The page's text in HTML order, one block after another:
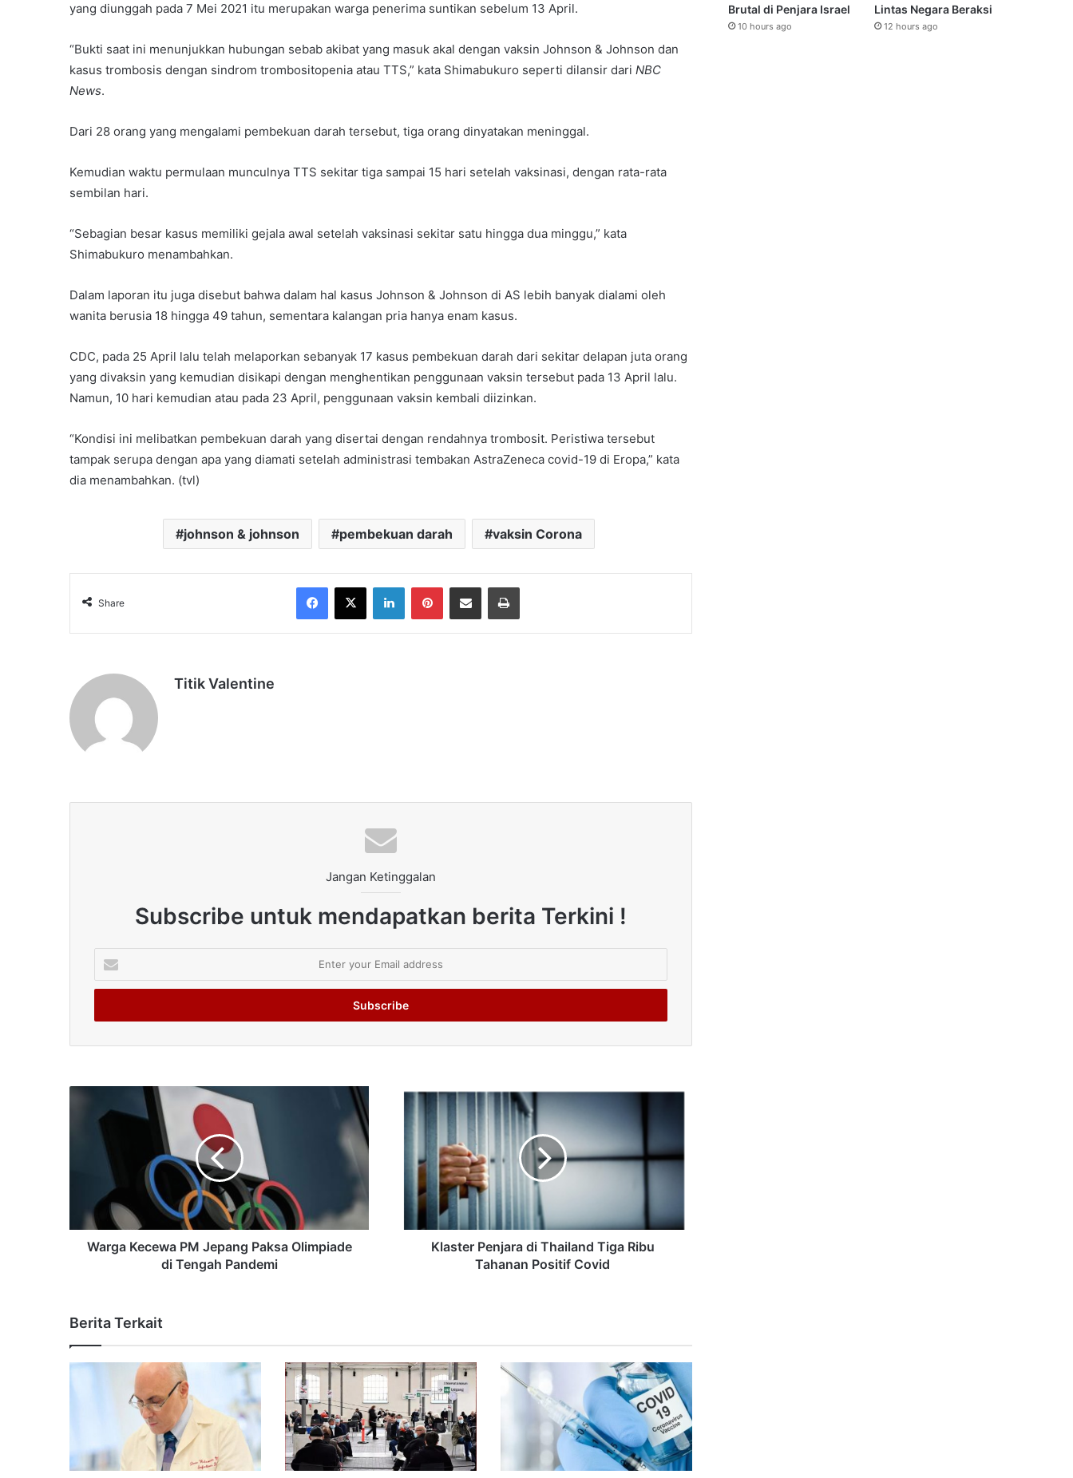
yang diunggah pada 7 Mei 2021 itu merupakan warga penerima suntikan sebelum 13 April.
“Bukti saat ini menunjukkan hubungan sebab akibat yang masuk akal dengan vaksin Johnson & Johnson dan
kasus trombosis dengan sindrom trombositopenia atau TTS,” kata Shimabukuro seperti dilansir dari NBC
News.
Dari 28 orang yang mengalami pembekuan darah tersebut, tiga orang dinyatakan meninggal.
Kemudian waktu permulaan munculnya TTS sekitar tiga sampai 15 hari setelah vaksinasi, dengan rata-rata
sembilan hari.
“Sebagian besar kasus memiliki gejala awal setelah vaksinasi sekitar satu hingga dua minggu,” kata
Shimabukuro menambahkan.
Dalam laporan itu juga disebut bahwa dalam hal kasus Johnson & Johnson di AS lebih banyak dialami oleh
wanita berusia 18 hingga 49 tahun, sementara kalangan pria hanya enam kasus.
CDC, pada 25 April lalu telah melaporkan sebanyak 17 kasus pembekuan darah dari sekitar delapan juta orang
yang divaksin yang kemudian disikapi dengan menghentikan penggunaan vaksin tersebut pada 13 April lalu.
Namun, 10 hari kemudian atau pada 23 April, penggunaan vaksin kembali diizinkan.
“Kondisi ini melibatkan pembekuan darah yang disertai dengan rendahnya trombosit. Peristiwa tersebut
tampak serupa dengan apa yang diamati setelah administrasi tembakan AstraZeneca covid-19 di Eropa,” kata
dia menambahkan. (tvl)
johnson & johnson pembekuan darah vaksin Corona
Share
Facebook
X LinkedInPinterestShare via Email Print
Titik Valentine
Jangan Ketinggalan
Subscribe untuk mendapatkan berita Terkini !
your
Email
Warga Kecewa PM Jepang Paksa Olimpiade
di Tengah Pandemi
Klaster Penjara di Thailand Tiga Ribu
Tahanan Positif Covid
Berita Terkait
Brutal di Penjara Israel
10 hours ago
Lintas Negara Beraksi
12 hours ago